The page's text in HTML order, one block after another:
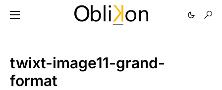
twixt-image11-grand-
format